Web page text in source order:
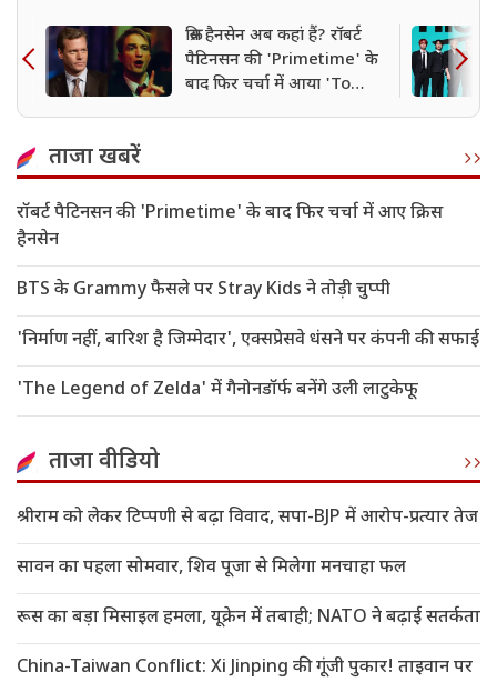
क्रिस हैनसेन अब कहां हैं? रॉबर्ट
पैटिनसन की 'Primetime' के
बाद फिर चर्चा में आया 'To
ताजा खबरें
रॉबर्ट पैटिनसन की 'Primetime' के बाद फिर चर्चा में आए क्रिस
हैनसेन
BTS के Grammy फैसले पर Stray Kids ने तोड़ी चुप्पी
'निर्माण नहीं, बारिश है जिम्मेदार', एक्सप्रेसवे धंसने पर कंपनी की सफाई
'The Legend of Zelda' में गैनोनडॉर्फ बनेंगे उली लाटुकेफू
ताजा वीडियो
श्रीराम को लेकर टिप्पणी से बढ़ा विवाद, सपा-BJP में आरोप-प्रत्यार तेज
सावन का पहला सोमवार, शिव पूजा से मिलेगा मनचाहा फल
रूस का बड़ा मिसाइल हमला, यूक्रेन में तबाही; NATO ने बढ़ाई सतर्कता
China-Taiwan Conflict: Xi Jinping की गूंजी पुकार! ताइवान पर